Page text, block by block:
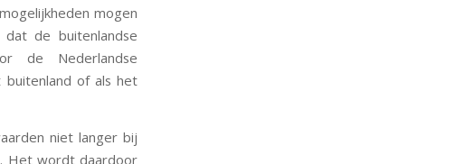
mogen
de buitenlandse
de Nederlandse
buitenland of als het
niet langer bij
Het wordt daardoor